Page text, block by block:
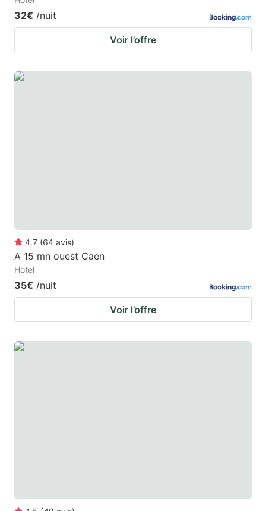
32€ /nuit
Voir l’offre
4.7 (64 avis)
A 15 mn ouest Caen
Hotel
35€ /nuit
Voir l’offre